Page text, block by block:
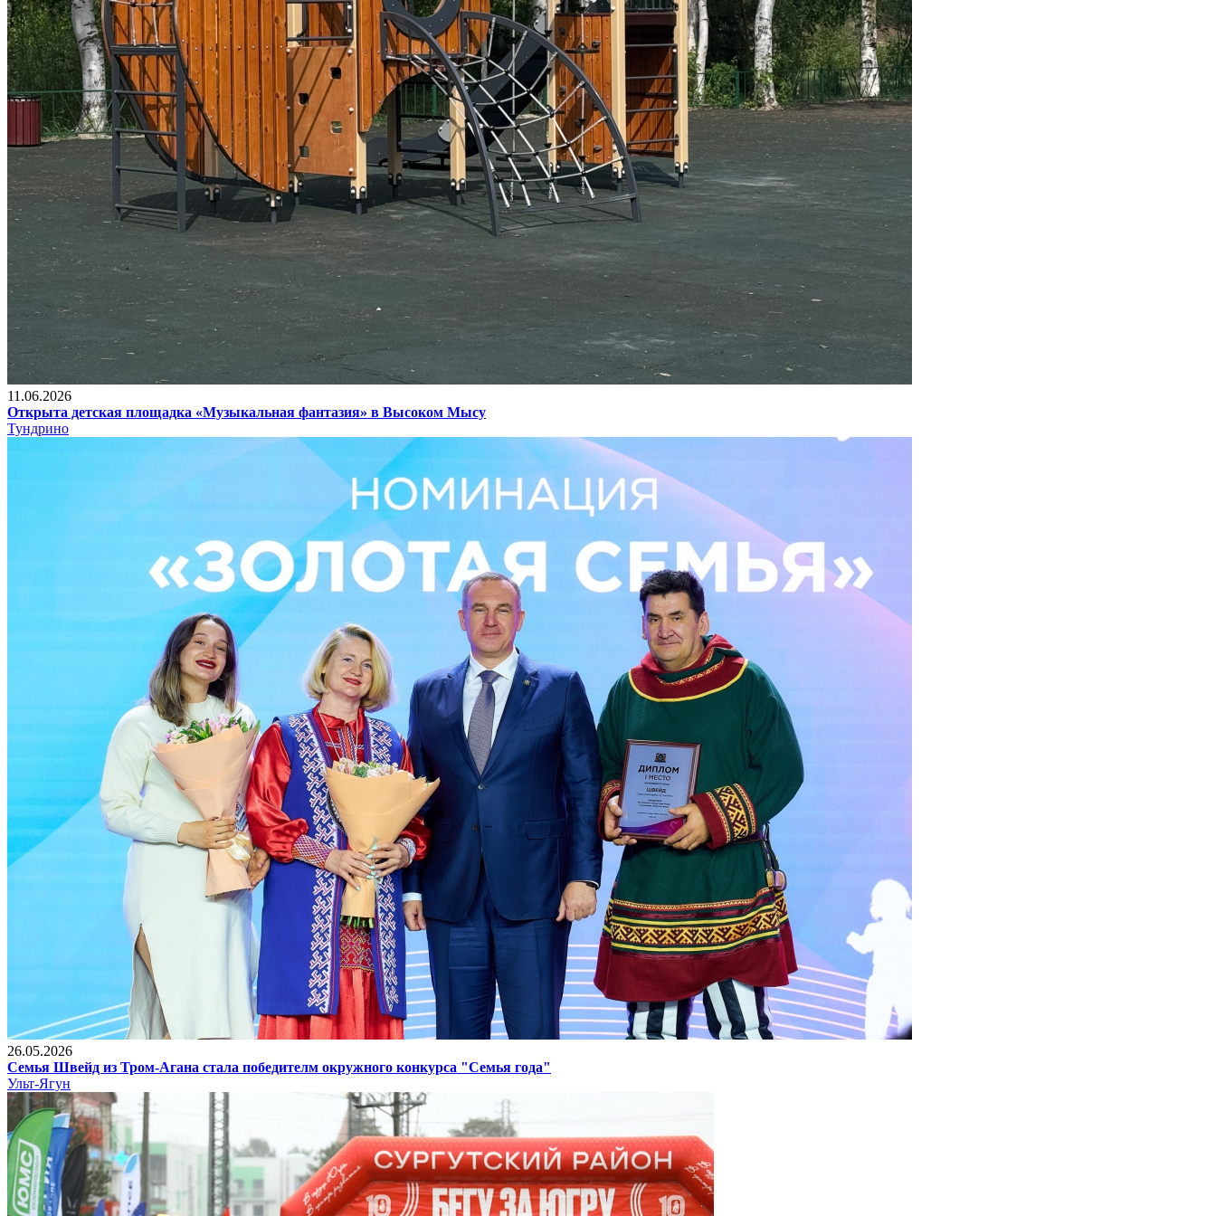
11.06.2026
Открыта детская площадка «Музыкальная фантазия» в Высоком Мысу
Тундрино
26.05.2026
Семья Швейд из Тром-Агана стала победителм окружного конкурса "Семья года"
Ульт-Ягун